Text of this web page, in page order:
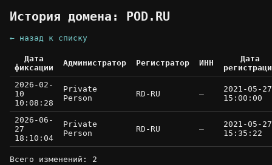
История домена: POD.RU
← назад к списку
Дата
фиксации
Администратор Регистратор ИНН
Дата
2026-02-
10
10:08:28
Private
Person
RD-RU —
2021-05-27
15:00:00
2026-06-
27
18:10:04
Private
Person
RD-RU —
2021-05-27
15:35:22
Всего изменений: 2